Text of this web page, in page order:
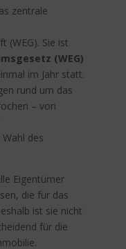
zentrale
(WEG). Sie ist
(WEG)
im Jahr statt.
rund um das
– von
des
Eigentümer
die für das
ist sie nicht
für die